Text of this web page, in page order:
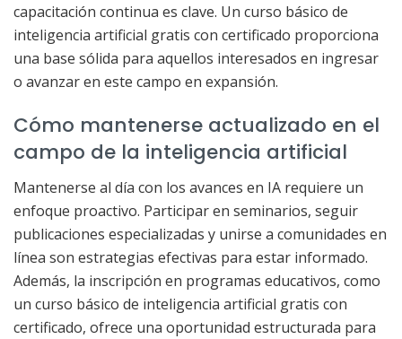
capacitación continua es clave. Un curso básico de
inteligencia artificial gratis con certificado proporciona
una base sólida para aquellos interesados en ingresar
o avanzar en este campo en expansión.
Cómo mantenerse actualizado en el
campo de la inteligencia artificial
Mantenerse al día con los avances en IA requiere un
enfoque proactivo. Participar en seminarios, seguir
publicaciones especializadas y unirse a comunidades en
línea son estrategias efectivas para estar informado.
Además, la inscripción en programas educativos, como
un curso básico de inteligencia artificial gratis con
certificado, ofrece una oportunidad estructurada para